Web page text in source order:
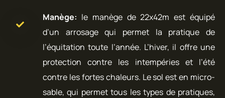
Manège: le manège de 22x42m est équipé
d’un arrosage qui permet la pratique de
l’équitation toute l’année. L’hiver, il offre une
protection contre les intempéries et l’été
contre les fortes chaleurs. Le sol est en micro-
sable, qui permet tous les types de pratiques,